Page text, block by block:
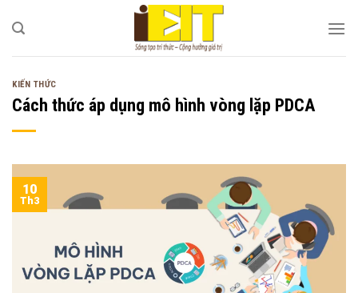
qua
KIẾN THỨC
Cách thức áp dụng mô hình vòng lặp PDCA
10
Th3